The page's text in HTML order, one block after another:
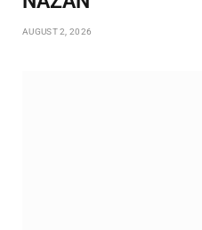
AUGUST 2, 2026